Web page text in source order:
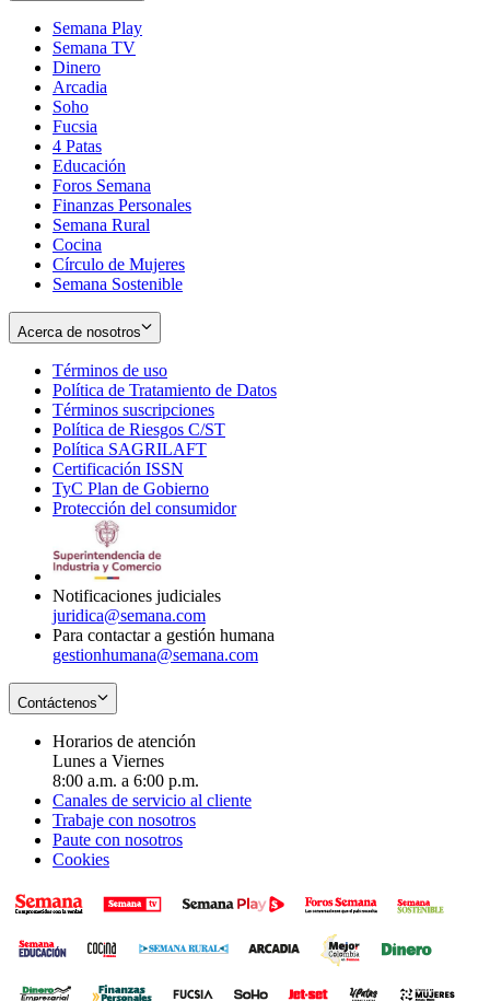
Semana Play
Semana TV
Dinero
Arcadia
Soho
in
new
window
Fucsia
in
new
window
4 Patas
Educación
Foros Semana
Finanzas Personales
Semana Rural
Cocina
Círculo de Mujeres
Semana Sostenible
Acerca de nosotros
Términos de uso
in
new
window
Política de Tratamiento de Datos
Términos suscripciones
in
Política de Riesgos C/ST
Política SAGRILAFT
new
window
Certificación ISSN
in
new
TyC Plan de Gobierno
in
Protección del consumidorOpens
Notificaciones judiciales
juridica@semana.com
Para contactar a gestión humana
gestionhumana@semana.com
Contáctenos
Horarios de atención
Lunes a Viernes
8:00 a.m. a 6:00 p.m.
Canales de servicio al cliente
Trabaje con nosotros
Paute con nosotros
Cookies